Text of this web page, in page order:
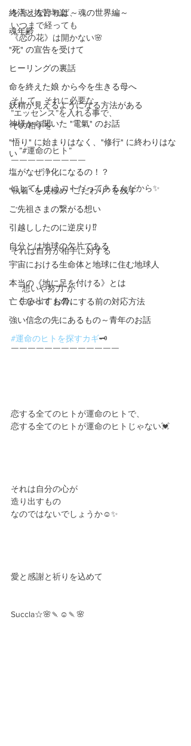
終活と抜苦与楽 ～魂の世界編～
魂年齢
"死" の宣告を受けて
ヒーリングの裏話
命を終えた娘 から今を生きる母へ
妖精が見えるようになる方法がある
神様から聞いた "電氣" のお話
"悟り" に始まりはなく、"修行" に終わりはな
い
塩がなぜ浄化になるの！？
"執着" を見極め "こだわり" を残す
ご先祖さまの繋がる想い
引越ししたのに逆戻り⁉️
自分とは地球の欠片である
宇宙における生命体と地球に住む地球人
本当の《地に足を付ける》とは
亡くなって お骨にする前の対応方法
強い信念の先にあるもの～青年のお話
を与えなければ、
いつまで経っても
《恋の花》は開かない🌸
そして、それに必要な
”エッセンス”を入れる事で、
その相手を
”#運命のヒト”
￣￣￣￣￣￣￣￣￣
にしてしまうコトだってあるんだから✨
それは自分が相手に対する
”想いや努力”が
生み出すもの。
#運命のヒトを探すカギ🗝
￣￣￣￣￣￣￣￣￣￣￣￣￣
恋する全てのヒトが運命のヒトで、
恋する全てのヒトが運命のヒトじゃない💓
それは自分の心が
造り出すもの
なのではないでしょうか☺️✨
愛と感謝と祈りを込めて
Succla☆🌸🍡☺️🍡🌸